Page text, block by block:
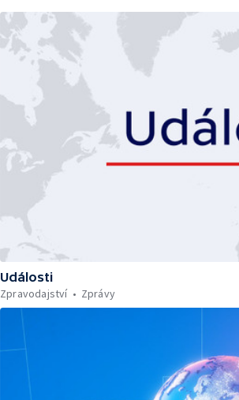
Události
Zpravodajství
Zprávy